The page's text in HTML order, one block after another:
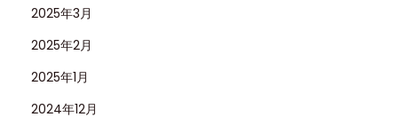
2025年3月
2025年2月
2025年1月
2024年12月